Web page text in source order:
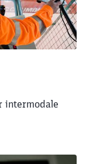
intermodale